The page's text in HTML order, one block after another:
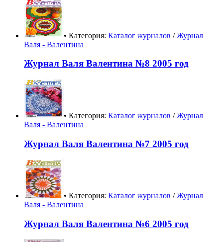
• Категория: Каталог журналов /Журнал
Валя - Валентина
Журнал Валя Валентина №8 2005 год
• Категория: Каталог журналов /Журнал
Валя - Валентина
Журнал Валя Валентина №7 2005 год
• Категория: Каталог журналов /Журнал
Валя - Валентина
Журнал Валя Валентина №6 2005 год